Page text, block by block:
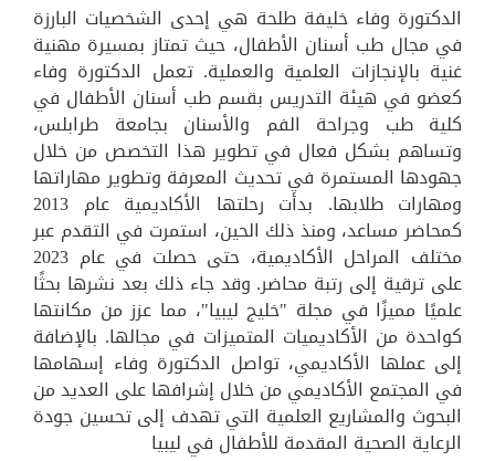
الدكتورة وفاء خليفة طلحة هي إحدى الشخصيات البارزة
في مجال طب أسنان الأطفال، حيث تمتاز بمسيرة مهنية
غنية بالإنجازات العلمية والعملية. تعمل الدكتورة وفاء
كعضو في هيئة التدريس بقسم طب أسنان الأطفال في
كلية طب وجراحة الفم والأسنان بجامعة طرابلس،
وتساهم بشكل فعال في تطوير هذا التخصص من خلال
جهودها المستمرة في تحديث المعرفة وتطوير مهاراتها
ومهارات طلابها. بدأت رحلتها الأكاديمية عام 2013
كمحاضر مساعد، ومنذ ذلك الحين، استمرت في التقدم عبر
مختلف المراحل الأكاديمية، حتى حصلت في عام 2023
على ترقية إلى رتبة محاضر. وقد جاء ذلك بعد نشرها بحثًا
علميًا مميزًا في مجلة "خليج ليبيا"، مما عزز من مكانتها
كواحدة من الأكاديميات المتميزات في مجالها. بالإضافة
إلى عملها الأكاديمي، تواصل الدكتورة وفاء إسهامها
في المجتمع الأكاديمي من خلال إشرافها على العديد من
البحوث والمشاريع العلمية التي تهدف إلى تحسين جودة
الرعاية الصحية المقدمة للأطفال في ليبيا